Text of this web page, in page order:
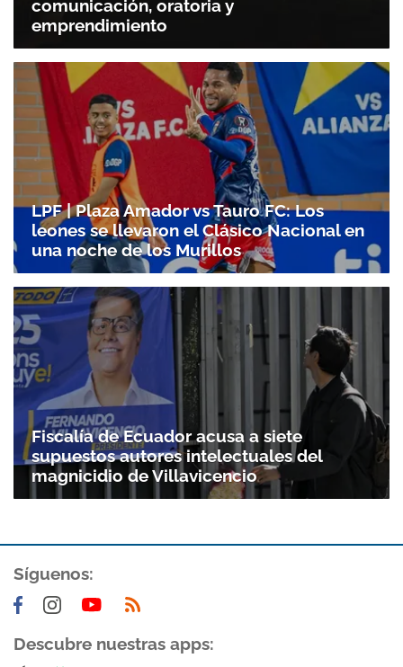
Gracias por suscribirte a nuestro boletín.
ACEPTAR
comunicación, oratoria y
emprendimiento
LPF | Plaza Amador vs Tauro FC: Los
leones se llevaron el Clásico Nacional en
una noche de los Murillos
Fiscalía de Ecuador acusa a siete
supuestos autores intelectuales del
magnicidio de Villavicencio
Síguenos:
Descubre nuestras apps: